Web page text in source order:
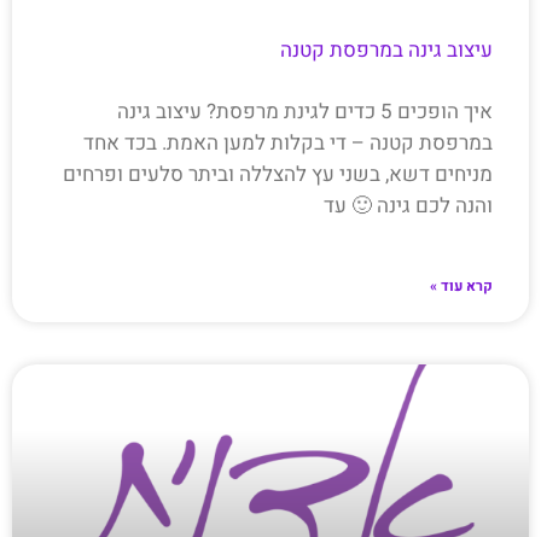
עיצוב גינה במרפסת קטנה
איך הופכים 5 כדים לגינת מרפסת? עיצוב גינה
במרפסת קטנה – די בקלות למען האמת. בכד אחד
מניחים דשא, בשני עץ להצללה וביתר סלעים ופרחים
והנה לכם גינה 🙂 עד
קרא עוד »